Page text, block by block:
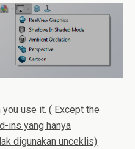
use it. ( Except the
ins yang hanya
digunakan unceklis)